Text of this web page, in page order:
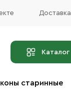
Доставка
Каталог
старинные